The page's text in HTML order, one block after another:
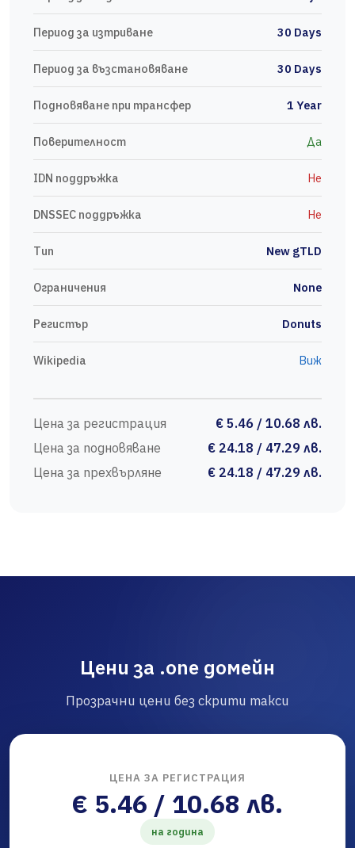
Период за изтриване 30 Days
Период за възстановяване 30 Days
Подновяване при трансфер 1 Year
Поверителност Да
IDN поддръжка Не
DNSSEC поддръжка Не
Тип New gTLD
Ограничения None
Регистър Donuts
Wikipedia Виж
Цена за регистрация
€ 5.46 / 10.68 лв.
Цена за подновяване
€ 24.18 / 47.29 лв.
Цена за прехвърляне
€ 24.18 / 47.29 лв.
Цени за .one домейн
Прозрачни цени без скрити такси
ЦЕНА ЗА РЕГИСТРАЦИЯ
€ 5.46 / 10.68 лв.
на година